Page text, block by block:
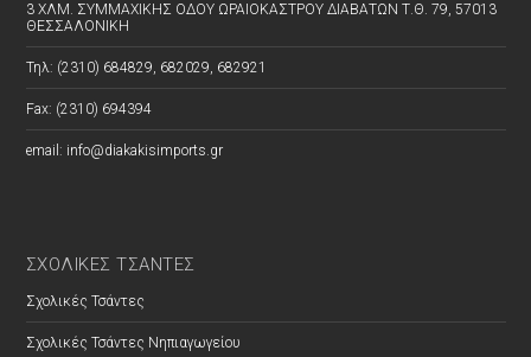
3 ΧΛΜ. ΣΥΜΜΑΧΙΚΗΣ ΟΔΟΥ ΩΡΑΙΟΚΑΣΤΡΟΥ ΔΙΑΒΑΤΩΝ Τ.Θ. 79, 57013
ΘΕΣΣΑΛΟΝΙΚΗ
Τηλ: (2310) 684829, 682029, 682921
Fax: (2310) 694394
email: info@diakakisimports.gr
ΣΧΟΛΙΚΕΣ ΤΣΑΝΤΕΣ
Σχολικές Τσάντες
Σχολικές Τσάντες Νηπιαγωγείου